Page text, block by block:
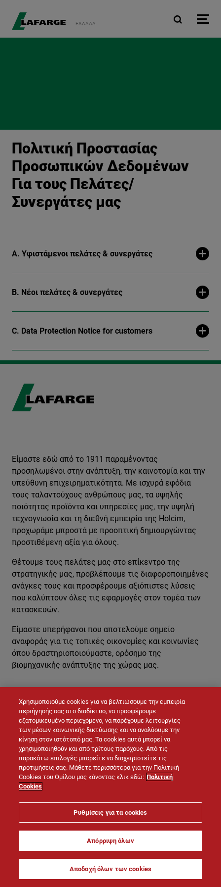
ΕΛΛΆΔΑ
Πολιτική Προστασίας
Προσωπικών Δεδομένων
Για τους Πελάτες/
Συνεργάτες μας
A. Υφιστάμενοι πελάτες & συνεργάτες
B. Νέοι πελάτες & συνεργάτες
C. Data Protection Notice for customers
ΕΠΙΚΟΙΝΩΝΉΣΤΕ ΜΑΖΊ ΜΑΣ
Είμαστε εδώ από το 1911 παραμένοντας
προσηλωμένοι στην ανάπτυξη, την καινοτομία και την
υπεύθυνη επιχειρηματικότητα. Με ισχυρά εφόδια
τους ταλαντούχους ανθρώπους μας, τα υψηλής
ποιότητας προϊόντα και υπηρεσίες μας, την υψηλή
τεχνογνωσία και τη διεθνή εμπειρία της Holcim,
προχωράμε μπροστά με προοπτική δημιουργώντας
προστιθέμενη αξία για όλους.
Θέτουμε τους πελάτες μας στο επίκεντρο της
στρατηγικής μας, προβλέπουμε τις διαφοροποιημένες
ανάγκες τους και προσφέρουμε αξιόπιστες λύσεις
που καλύπτουν όλες τις εφαρμογές στον τομέα των
κατασκευών.
Είμαστε υπερήφανοι που αποτελούμε σημείο
αναφοράς για τις τοπικές οικονομίες και κοινωνίες
όπου δραστηριοποιούμαστε, ορόσημο της
βιομηχανικής ανάπτυξης της χώρας μας.
Site map Επικοινωνία
Νομική σημείωση
Πολιτική Προστασίας Προσωπικών Δεδομένων
Πολιτική Προστασίας Δεδομένων CCTV
Χρησιμοποιούμε cookies για να βελτιώσουμε την εμπειρία
περιήγησής σας στο διαδίκτυο, να προσφέρουμε
εξατομικευμένο περιεχόμενο, να παρέχουμε λειτουργίες
των μέσων κοινωνικής δικτύωσης και να αναλύουμε την
κίνηση στον ιστότοπό μας. Τα cookies αυτά μπορεί να
χρησιμοποιηθούν και από τρίτους παρόχους. Από τις
παρακάτω επιλογές μπορείτε να διαχειριστείτε τις
προτιμήσεις σας. Μάθετε περισσότερα για την Πολιτική
Cookies του Ομίλου μας κάνοντας κλικ εδώ: Πολιτική
Cookies
Ρυθμίσεις για τα cookies
Απόρριψη όλων
Αποδοχή όλων των cookies